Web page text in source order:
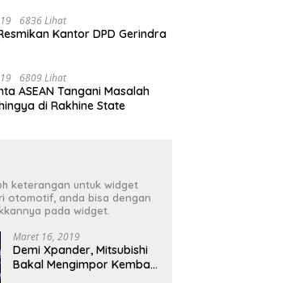
6836 Lihat
Kantor DPD Gerindra
6809 Lihat
ASEAN Tangani Masalah
di Rakhine State
keterangan untuk widget
otomotif, anda bisa dengan
pada widget.
Maret 16, 2019
Demi Xpander, Mitsubishi
Bakal Mengimpor Kembali